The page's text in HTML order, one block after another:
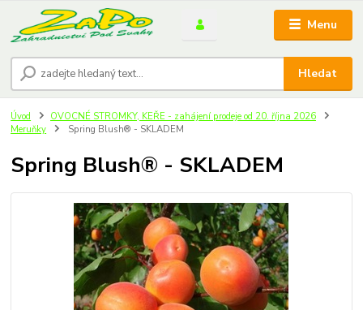
Menu
Hledat
Úvod
OVOCNÉ STROMKY, KEŘE - zahájení prodeje od 20. října 2026
Meruňky
Spring Blush® - SKLADEM
Spring Blush® - SKLADEM